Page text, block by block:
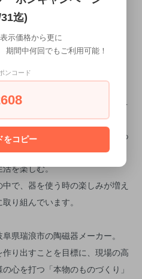
たいシーンがイメージできるこ
スちょっとした遊びや驚きがあ
を楽しむ。
で、器を使う時の楽しみが増え
り組んでいます。
県瑞浪市の陶磁器メーカー。
り出すことを目標に、現場の高
心を打つ「本物のものづくり」
迄)
示価格から更に
回でもご利用可能！
ンコード
をコピー